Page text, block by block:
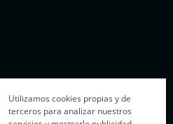
Utilizamos cookies propias y de
terceros para analizar nuestros